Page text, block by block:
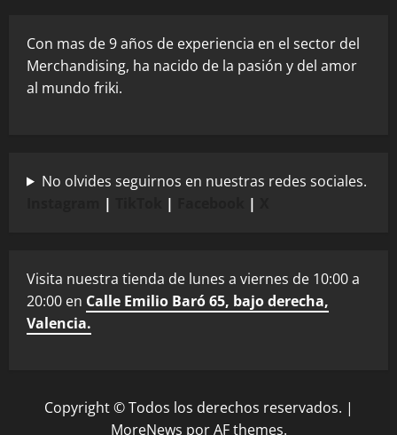
Con mas de 9 años de experiencia en el sector del
Merchandising, ha nacido de la pasión y del amor
al mundo friki.
No olvides seguirnos en nuestras redes sociales.
| | |
Visita nuestra tienda de lunes a viernes de 10:00 a
20:00 en Calle Emilio Baró 65, bajo derecha,
Valencia.
Copyright © Todos los derechos reservados. |
MoreNews por AF themes.